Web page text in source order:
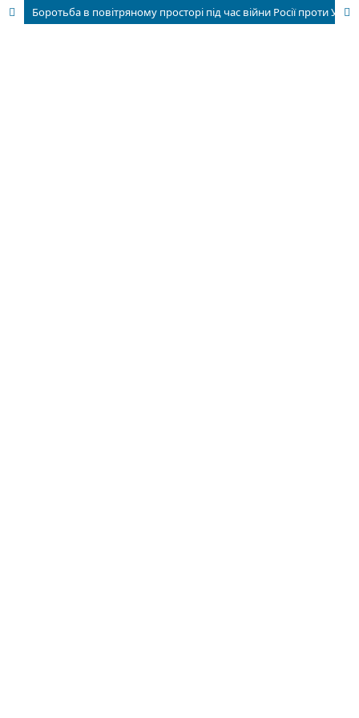
Боротьба в повітряному просторі під час війни Росії проти України: узагальнення перших місяців